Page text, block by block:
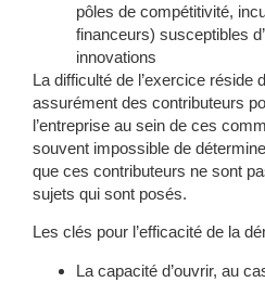
pôles de compétitivité,
financeurs) susceptibles
innovations
La difficulté de l’exercice réside
assurément des contributeurs
l’entreprise au sein de ces
souvent impossible de
que ces contributeurs ne sont
sujets qui sont posés.
Les clés pour l’efficacité de la
La capacité d’ouvrir, au